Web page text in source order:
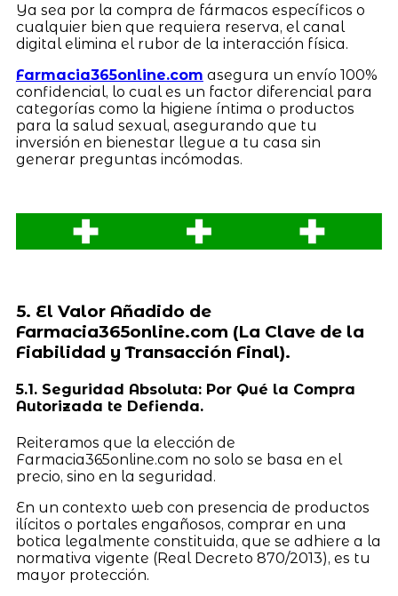
Ya sea por la compra de fármacos específicos o
cualquier bien que requiera reserva, el canal
digital elimina el rubor de la interacción física.
Farmacia365online.com asegura un envío 100%
confidencial, lo cual es un factor diferencial para
categorías como la higiene íntima o productos
para la salud sexual, asegurando que tu
inversión en bienestar llegue a tu casa sin
generar preguntas incómodas.
5. El Valor Añadido de
Farmacia365online.com (La Clave de la
Fiabilidad y Transacción Final).
5.1. Seguridad Absoluta: Por Qué la Compra
Autorizada te Defienda.
Reiteramos que la elección de
Farmacia365online.com no solo se basa en el
precio, sino en la seguridad.
En un contexto web con presencia de productos
ilícitos o portales engañosos, comprar en una
botica legalmente constituida, que se adhiere a la
normativa vigente (Real Decreto 870/2013), es tu
mayor protección.